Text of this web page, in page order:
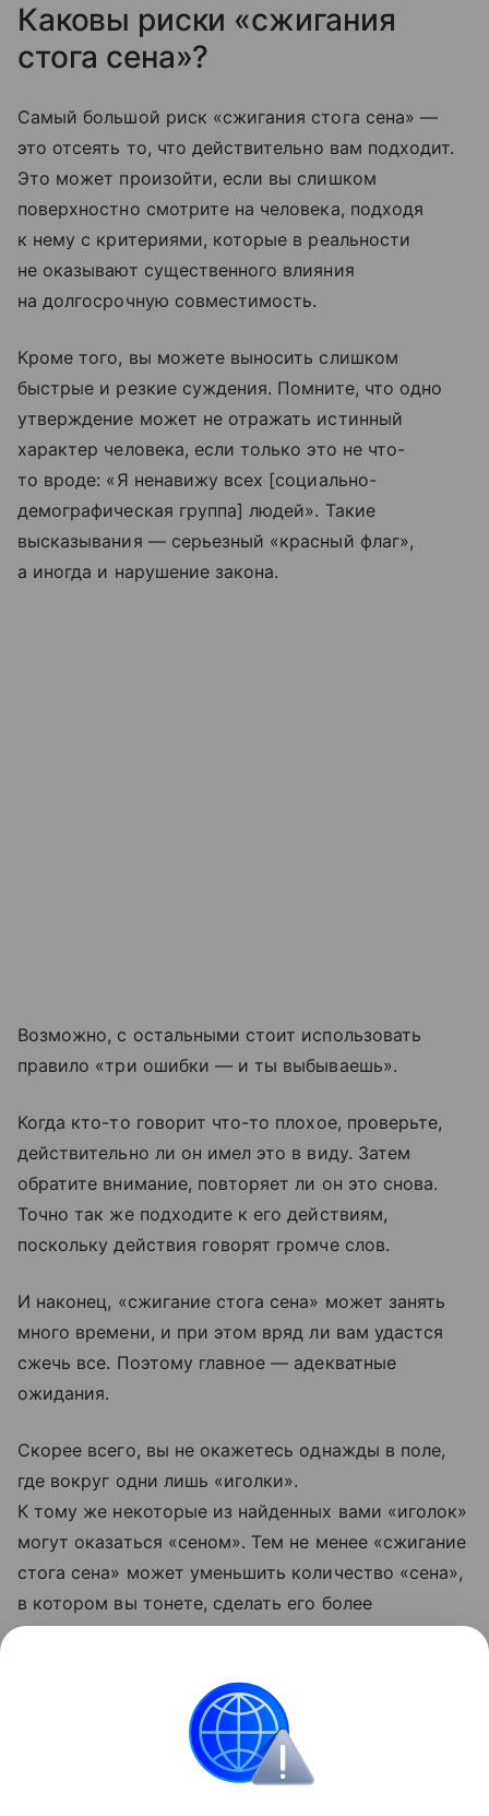
Каковы риски «сжигания
стога сена»?
Самый большой риск «сжигания стога сена» —
это отсеять то, что действительно вам подходит.
Это может произойти, если вы слишком
поверхностно смотрите на человека, подходя
к нему с критериями, которые в реальности
не оказывают существенного влияния
на долгосрочную совместимость.
Кроме того, вы можете выносить слишком
быстрые и резкие суждения. Помните, что одно
утверждение может не отражать истинный
характер человека, если только это не что-
то вроде: «Я ненавижу всех [социально-
демографическая группа] людей». Такие
высказывания — серьезный «красный флаг»,
а иногда и нарушение закона.
Возможно, с остальными стоит использовать
правило «три ошибки — и ты выбываешь».
Когда кто-то говорит что-то плохое, проверьте,
действительно ли он имел это в виду. Затем
обратите внимание, повторяет ли он это снова.
Точно так же подходите к его действиям,
поскольку действия говорят громче слов.
И наконец, «сжигание стога сена» может занять
много времени, и при этом вряд ли вам удастся
сжечь все. Поэтому главное — адекватные
ожидания.
Скорее всего, вы не окажетесь однажды в поле,
где вокруг одни лишь «иголки».
К тому же некоторые из найденных вами «иголок»
могут оказаться «сеном». Тем не менее «сжигание
стога сена» может уменьшить количество «сена»,
в котором вы тонете, сделать его более
управляемым и понять, что для вас действительно